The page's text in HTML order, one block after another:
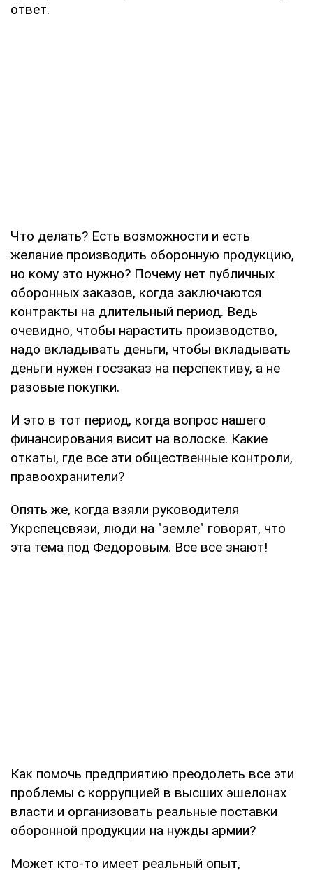
ответ.
Что делать? Есть возможности и есть
желание производить оборонную продукцию,
но кому это нужно? Почему нет публичных
оборонных заказов, когда заключаются
контракты на длительный период. Ведь
очевидно, чтобы нарастить производство,
надо вкладывать деньги, чтобы вкладывать
деньги нужен госзаказ на перспективу, а не
разовые покупки.
И это в тот период, когда вопрос нашего
финансирования висит на волоске. Какие
откаты, где все эти общественные контроли,
правоохранители?
Опять же, когда взяли руководителя
Укрспецсвязи, люди на "земле" говорят, что
эта тема под Федоровым. Все все знают!
Как помочь предприятию преодолеть все эти
проблемы с коррупцией в высших эшелонах
власти и организовать реальные поставки
оборонной продукции на нужды армии?
Может кто-то имеет реальный опыт,